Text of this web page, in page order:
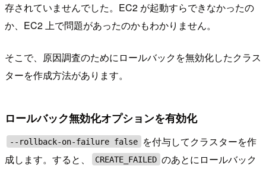
存されていませんでした。EC2 が起動すらできなかったの
か、EC2 上で問題があったのかもわかりません。
そこで、原因調査のためにロールバックを無効化したクラス
ターを作成方法があります。
ロールバック無効化オプションを有効化
--rollback-on-failure false
を付与してクラスターを作
成します。すると、
CREATE_FAILED のあとにロールバック